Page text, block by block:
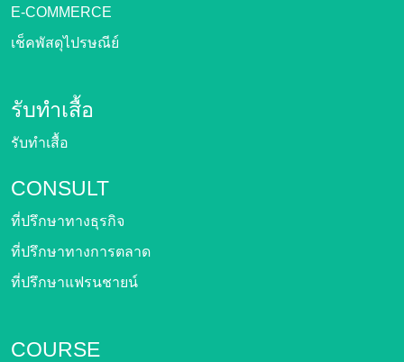
E-COMMERCE
เช็คพัสดุไปรษณีย์
รับทำเสื้อ
รับทำเสื้อ
CONSULT
ที่ปรึกษาทางธุรกิจ
ที่ปรึกษาทางการตลาด
ที่ปรึกษาแฟรนชายน์
COURSE